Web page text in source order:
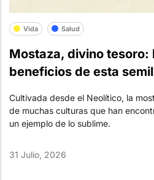
Vida Salud
Mostaza, divino tesoro:
beneficios de esta
Cultivada desde el Neolítico, la
de muchas culturas que han
un ejemplo de lo sublime.
31 Julio, 2026